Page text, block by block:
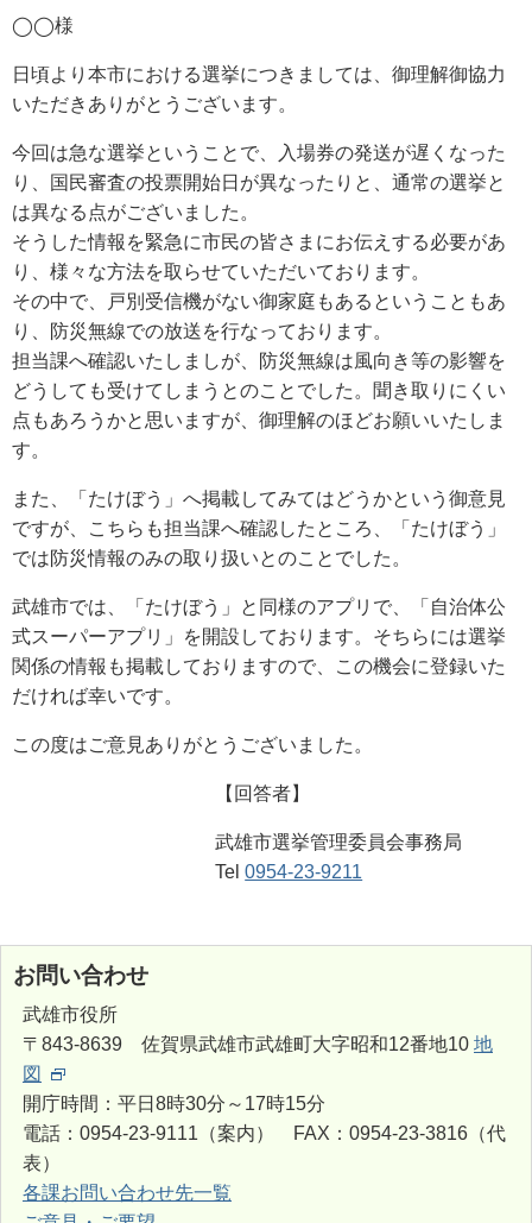
◯◯様
日頃より本市における選挙につきましては、御理解御協力
いただきありがとうございます。
今回は急な選挙ということで、入場券の発送が遅くなった
り、国民審査の投票開始日が異なったりと、通常の選挙と
は異なる点がございました。
そうした情報を緊急に市民の皆さまにお伝えする必要があ
り、様々な方法を取らせていただいております。
その中で、戸別受信機がない御家庭もあるということもあ
り、防災無線での放送を行なっております。
担当課へ確認いたしましが、防災無線は風向き等の影響を
どうしても受けてしまうとのことでした。聞き取りにくい
点もあろうかと思いますが、御理解のほどお願いいたしま
す。
また、「たけぼう」へ掲載してみてはどうかという御意見
ですが、こちらも担当課へ確認したところ、「たけぼう」
では防災情報のみの取り扱いとのことでした。
武雄市では、「たけぼう」と同様のアプリで、「自治体公
式スーパーアプリ」を開設しております。そちらには選挙
関係の情報も掲載しておりますので、この機会に登録いた
だければ幸いです。
この度はご意見ありがとうございました。
【回答者】
武雄市選挙管理委員会事務局
Tel0954-23-9211
お問い合わせ
武雄市役所
〒843-8639 佐賀県武雄市武雄町大字昭和12番地10 地
図
開庁時間：平日8時30分～17時15分
電話：0954-23-9111（案内） FAX：0954-23-3816（代
表）
各課お問い合わせ先一覧